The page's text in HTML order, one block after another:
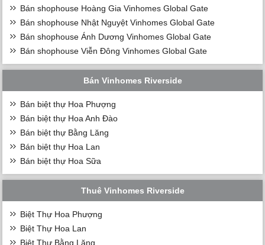
Bán shophouse Hoàng Gia Vinhomes Global Gate
Bán shophouse Nhật Nguyệt Vinhomes Global Gate
Bán shophouse Ánh Dương Vinhomes Global Gate
Bán shophouse Viễn Đông Vinhomes Global Gate
Bán Vinhomes Riverside
Bán biệt thự Hoa Phượng
Bán biệt thự Hoa Anh Đào
Bán biệt thự Bằng Lăng
Bán biệt thự Hoa Lan
Bán biệt thự Hoa Sữa
Thuê Vinhomes Riverside
Biệt Thự Hoa Phượng
Biệt Thự Hoa Lan
Biệt Thự Bằng Lăng